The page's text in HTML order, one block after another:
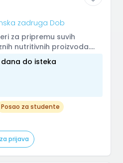
zadruga Dob
za pripremu suvih
nutritivnih proizvoda.
dana do isteka
Posao za studente
prijava